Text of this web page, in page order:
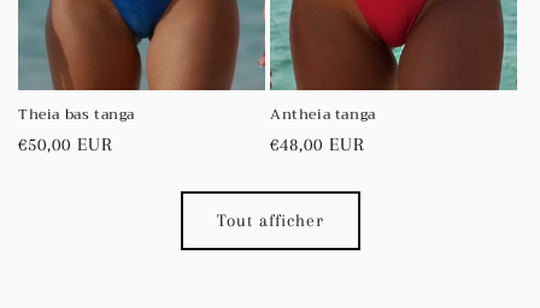
Theia bas tanga
Prix
€50,00 EUR
Antheia tanga
Prix
€48,00 EUR
Tout afficher